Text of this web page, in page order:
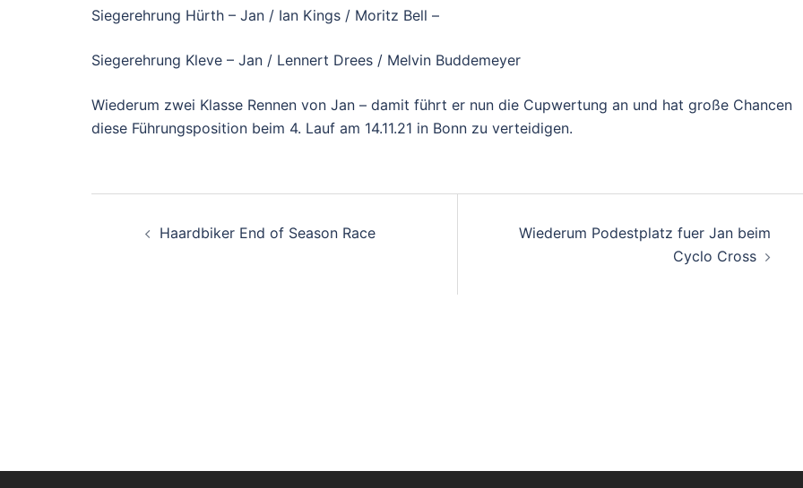
Siegerehrung Hürth – Jan / Ian Kings / Moritz Bell –
Siegerehrung Kleve – Jan / Lennert Drees / Melvin Buddemeyer
Wiederum zwei Klasse Rennen von Jan – damit führt er nun die Cupwertung an und hat große Chancen
diese Führungsposition beim 4. Lauf am 14.11.21 in Bonn zu verteidigen.
Beitragsnavigation
Haardbiker End of Season Race
Wiederum Podestplatz fuer Jan beim
Cyclo Cross